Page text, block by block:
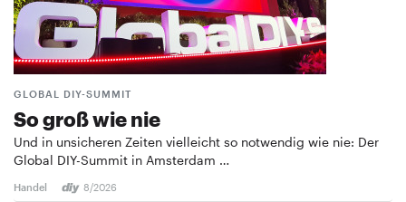
GLOBAL DIY-SUMMIT
So groß wie nie
Und in unsicheren Zeiten vielleicht so notwendig wie nie: Der
Global DIY-Summit in Amsterdam …
Handel 8/2026